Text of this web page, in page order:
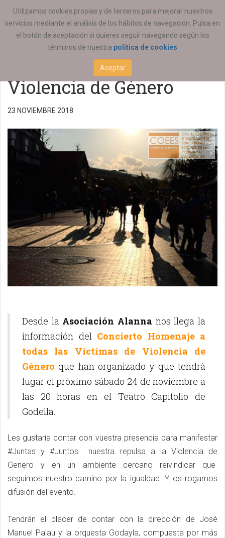
Utilizamos cookies propias y de terceros para mejorar nuestros
servicios mediante el análisis de los hábitos de navegación. Pulsa en
el botón de aceptación si quieres seguir navegando según los
términos de nuestra política de cookies
Aceptar
ESTÁ AQUÍ: ACTUALIDAD REGIONAL
Concierto Homenaje a
todas las Víctimas de
Violencia de Género
23 NOVIEMBRE 2018
Desde la Asociación Alanna nos llega la
información del Concierto Homenaje a
todas las Víctimas de Violencia de
Género que han organizado y que tendrá
lugar el próximo sábado 24 de noviembre a
las 20 horas en el Teatro Capitolio de
Godella.
Les gustaría contar con vuestra presencia para manifestar
#Juntas y #Juntos nuestra repulsa a la Violencia de
Genero y en un ambiente cercano reivindicar que
seguimos nuestro camino por la igualdad. Y os rogamos
difusión del evento.
Tendrán el placer de contar con la dirección de José
Manuel Palau y la orquesta Godayla, compuesta por más